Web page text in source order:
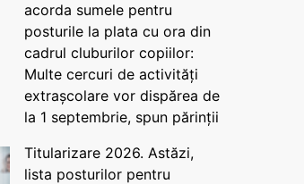
acorda sumele pentru
posturile la plata cu ora din
cadrul cluburilor copiilor:
Multe cercuri de activități
extrașcolare vor dispărea de
la 1 septembrie, spun părinții
Titularizare 2026. Astăzi,
lista posturilor pentru